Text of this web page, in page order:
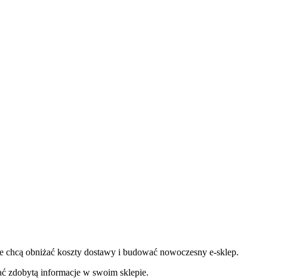
obniżać koszty dostawy i budować nowoczesny e-sklep.
zdobytą informacje w swoim sklepie.